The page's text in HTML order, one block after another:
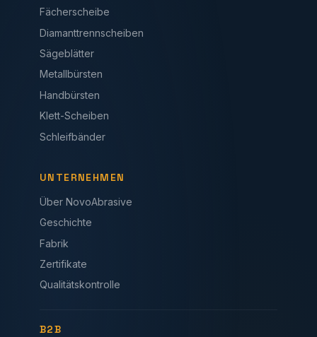
Fächerscheibe
Diamanttrennscheiben
Sägeblätter
Metallbürsten
Handbürsten
Klett-Scheiben
Schleifbänder
UNTERNEHMEN
Über NovoAbrasive
Geschichte
Fabrik
Zertifikate
Qualitätskontrolle
B2B